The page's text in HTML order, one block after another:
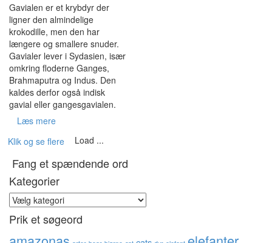
Gavialen er et krybdyr der
ligner den almindelige
krokodille, men den har
længere og smallere snuder.
Gavialer lever i Sydasien, især
omkring floderne Ganges,
Brahmaputra og Indus. Den
kaldes derfor også indisk
gavial eller gangesgavialen.
Læs mere
Klik og se flere
Load ...
Fang et spændende ord
Kategorier
Kategorier
Prik et søgeord